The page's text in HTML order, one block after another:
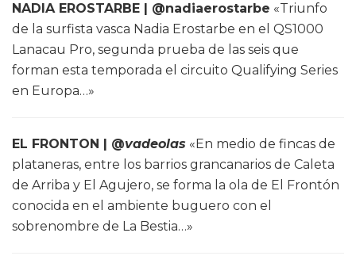
NADIA EROSTARBE | @nadiaerostarbe «Triunfo
de la surfista vasca Nadia Erostarbe en el QS1000
Lanacau Pro, segunda prueba de las seis que
forman esta temporada el circuito Qualifying Series
en Europa…»
EL FRONTON | @vadeolas «En medio de fincas de
plataneras, entre los barrios grancanarios de Caleta
de Arriba y El Agujero, se forma la ola de El Frontón
conocida en el ambiente buguero con el
sobrenombre de La Bestia…»